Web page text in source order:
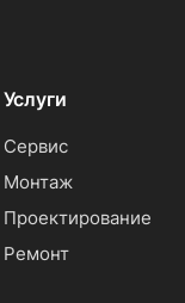
Услуги
Сервис
Монтаж
Проектирование
Ремонт